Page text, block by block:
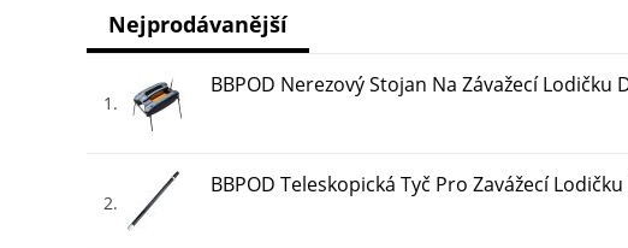
1
BBPOD Nerezový Stojan Na Závažecí Lodičku
2
BBPOD Teleskopická Tyč Pro Zavážecí
Nejprodávanější